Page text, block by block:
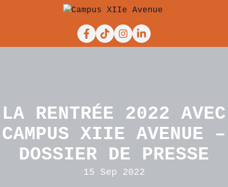
Facebook
TiktokInstagram
Linkedin
LA RENTRÉE 2022 AVEC
CAMPUS XIIE AVENUE –
DOSSIER DE PRESSE
15 Sep 2022